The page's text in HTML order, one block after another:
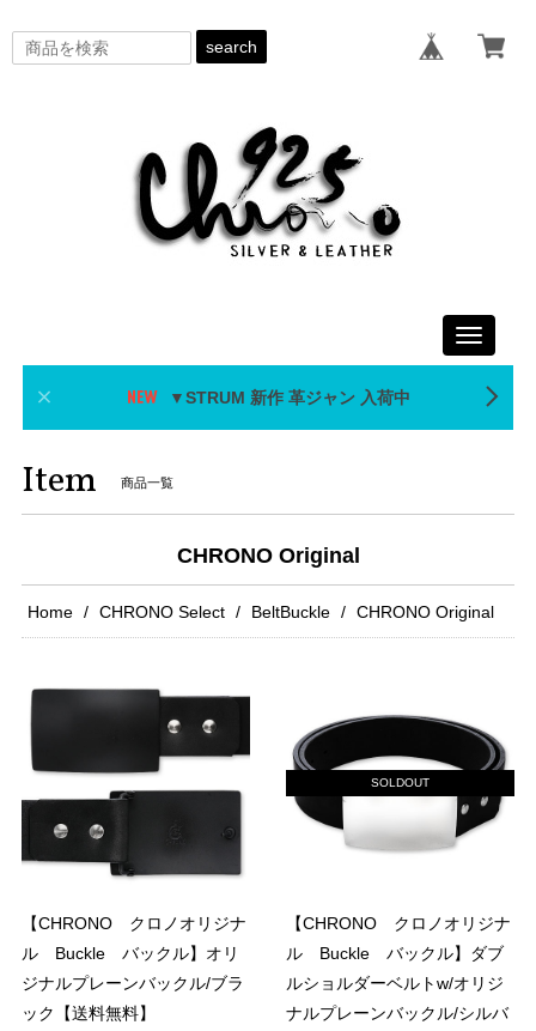
search
Toggle
▼STRUM 新作 革ジャン 入荷中
Item 商品一覧
CHRONO Original
Home CHRONO Select BeltBuckle CHRONO Original
【CHRONO クロノオリジナ
ル Buckle バックル】オリ
ジナルプレーンバックル/ブラ
ック【送料無料】
SOLDOUT
【CHRONO クロノオリジナ
ル Buckle バックル】ダブ
ルショルダーベルトw/オリジ
ナルプレーンバックル/シルバ